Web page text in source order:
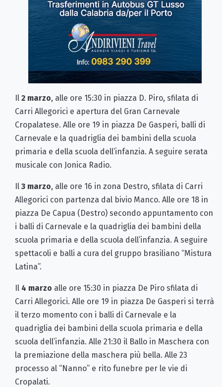
Il 2 marzo, alle ore 15:30 in piazza D. Piro, sfilata di
Carri Allegorici e apertura del Gran Carnevale
Cropalatese. Alle ore 19 in piazza De Gasperi, balli di
Carnevale e la quadriglia dei bambini della scuola
primaria e della scuola dell’infanzia. A seguire serata
musicale con Jonica Radio.
Il 3 marzo, alle ore 16 in zona Destro, sfilata di Carri
Allegorici con partenza dal bivio Manco. Alle ore 18 in
piazza De Capua (Destro) secondo appuntamento con
i balli di Carnevale e la quadriglia dei bambini della
scuola primaria e della scuola dell’infanzia. A seguire
spettacoli e balli a cura del gruppo brasiliano “Mistura
Latina”.
Il 4 marzo alle ore 15:30 in piazza De Piro sfilata di
Carri Allegorici. Alle ore 19 in piazza De Gasperi si terrà
il terzo momento con i balli di Carnevale e la
quadriglia dei bambini della scuola primaria e della
scuola dell’infanzia. Alle 21:30 il Ballo in Maschera con
la premiazione della maschera più bella. Alle 23
processo al “Nanno” e rito funebre per le vie di
Cropalati.